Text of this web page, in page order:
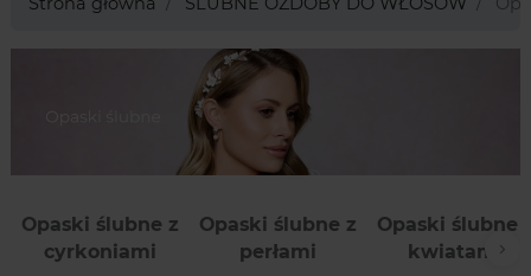
Opaski ślubne z
cyrkoniami
Opaski ślubne z
perłami
Opaski ślubne
kwiatami